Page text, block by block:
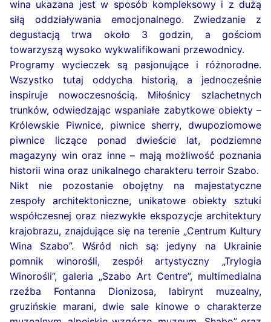
wina ukazana jest w sposób kompleksowy i z dużą
siłą oddziaływania emocjonalnego. Zwiedzanie z
degustacją trwa około 3 godzin, a gościom
towarzyszą wysoko wykwalifikowani przewodnicy.
Programy wycieczek są pasjonujące i różnorodne.
Wszystko tutaj oddycha historią, a jednocześnie
inspiruje nowoczesnością. Miłośnicy szlachetnych
trunków, odwiedzając wspaniałe zabytkowe obiekty –
Królewskie Piwnice, piwnice sherry, dwupoziomowe
piwnice liczące ponad dwieście lat, podziemne
magazyny win oraz inne – mają możliwość poznania
historii wina oraz unikalnego charakteru terroir Szabo.
Nikt nie pozostanie obojętny na majestatyczne
zespoły architektoniczne, unikatowe obiekty sztuki
współczesnej oraz niezwykłe ekspozycje architektury
krajobrazu, znajdujące się na terenie „Centrum Kultury
Wina Szabo”. Wśród nich są: jedyny na Ukrainie
pomnik winorośli, zespół artystyczny „Trylogia
Winorośli”, galeria „Szabo Art Centre”, multimedialna
rzeźba Fontanna Dionizosa, labirynt muzealny,
gruzińskie marani, dwie sale kinowe o charakterze